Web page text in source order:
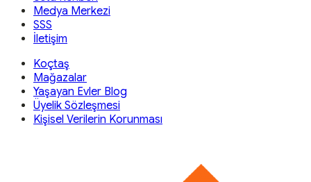
Medya Merkezi
SSS
İletişim
Koçtaş
Mağazalar
Yaşayan Evler Blog
Üyelik Sözleşmesi
Kişisel Verilerin Korunması